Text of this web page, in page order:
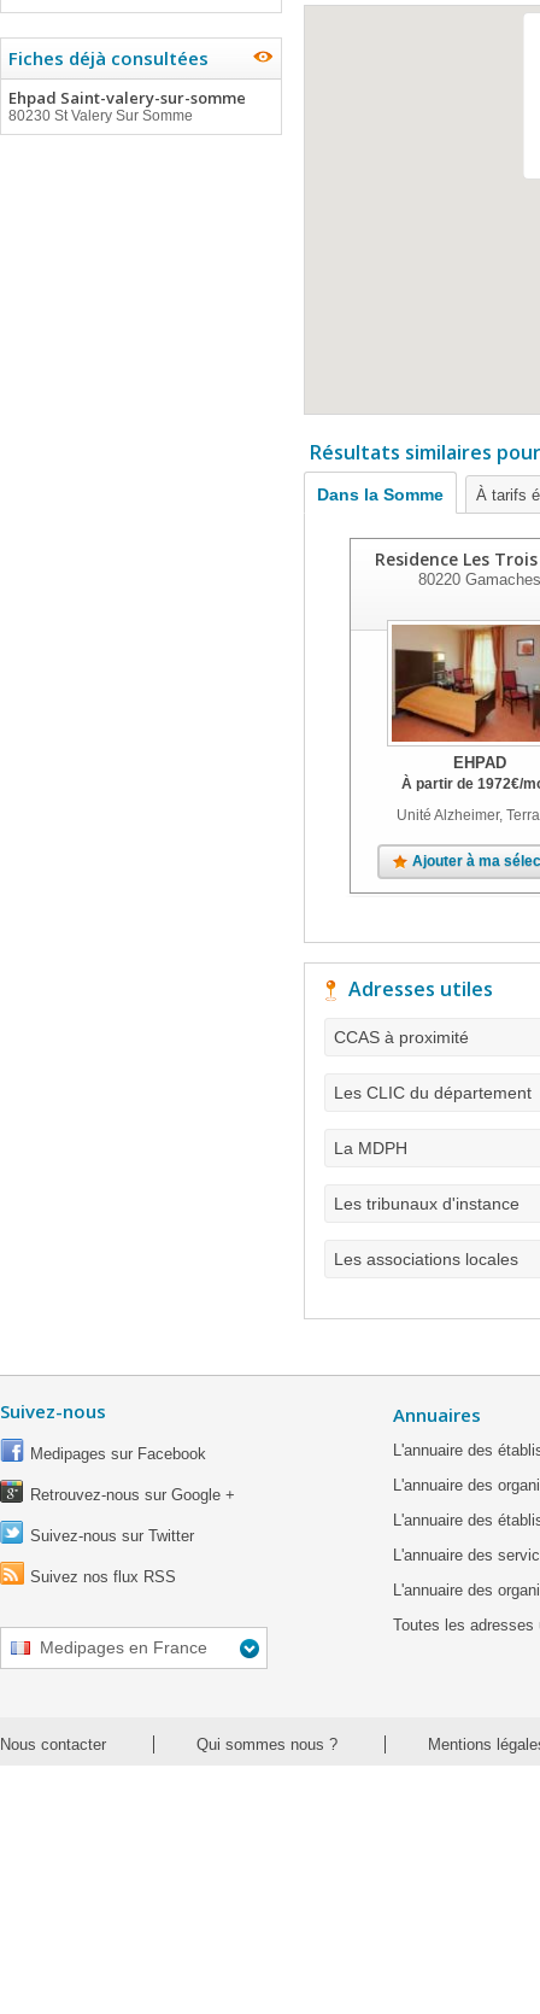
Fiches déjà consultées
Ehpad Saint-valery-sur-somme
80230 St Valery Sur Somme
Résultats similaires
Dans la Somme À tarifs
Residence Les
80220Gamaches
EHPAD
À partir de 1972€/
Unité Alzheimer,
Ajouter à ma
Adresses utiles
CCAS à proximité
Les CLIC du département
La MDPH
Les tribunaux d'instance
Les associations locales
Suivez-nous
Medipages sur Facebook
Retrouvez-nous sur Google +
Suivez-nous sur Twitter
Suivez nos flux RSS
Medipages en France
Annuaires
L'annuaire des
L'annuaire des
L'annuaire des
L'annuaire des
L'annuaire des
Toutes les adresses
Nous contacter Qui sommes nous ? Mentions